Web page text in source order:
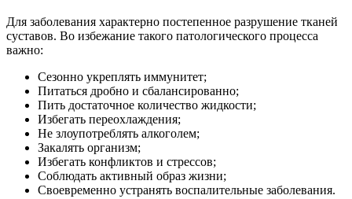
Для заболевания характерно постепенное разрушение тканей
суставов. Во избежание такого патологического процесса
важно:
Сезонно укреплять иммунитет;
Питаться дробно и сбалансированно;
Пить достаточное количество жидкости;
Избегать переохлаждения;
Не злоупотреблять алкоголем;
Закалять организм;
Избегать конфликтов и стрессов;
Соблюдать активный образ жизни;
Своевременно устранять воспалительные заболевания.